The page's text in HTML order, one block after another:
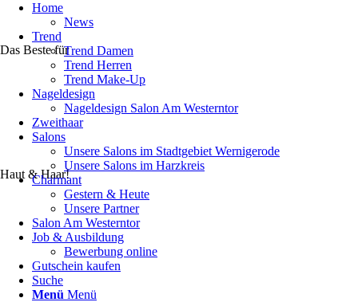
Das Beste für
Haut & Haar!
Home
News
Trend
Trend Damen
Trend Herren
Trend Make-Up
Nageldesign
Nageldesign Salon Am Westerntor
Zweithaar
Salons
Unsere Salons im Stadtgebiet Wernigerode
Unsere Salons im Harzkreis
Charmant
Gestern & Heute
Unsere Partner
Salon Am Westerntor
Job & Ausbildung
Bewerbung online
Gutschein kaufen
Suche
Menü Menü